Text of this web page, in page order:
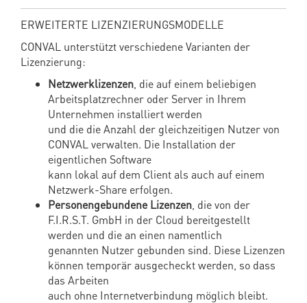
ERWEITERTE LIZENZIERUNGSMODELLE
CONVAL unterstützt verschiedene Varianten der
Lizenzierung:
Netzwerklizenzen , die auf einem beliebigen
Arbeitsplatzrechner oder Server in Ihrem
Unternehmen installiert werden
und die die Anzahl der gleichzeitigen Nutzer von
CONVAL verwalten. Die Installation der
eigentlichen Software
kann lokal auf dem Client als auch auf einem
Netzwerk-Share erfolgen.
Personengebundene Lizenzen , die von der
F.I.R.S.T. GmbH in der Cloud bereitgestellt
werden und die an einen namentlich
genannten Nutzer gebunden sind. Diese Lizenzen
können temporär ausgecheckt werden, so dass
das Arbeiten
auch ohne Internetverbindung möglich bleibt.